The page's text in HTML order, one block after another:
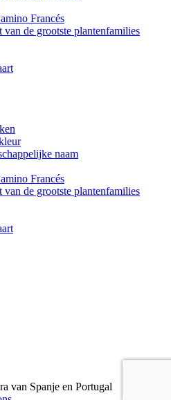
Francés
de grootste plantenfamilies
naam
Francés
de grootste plantenfamilies
van Spanje en Portugal